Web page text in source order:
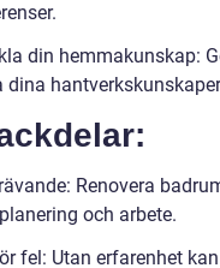
din hemmakunskap:
dina
Renovera
och arbete.
fel: Utan erfarenhet